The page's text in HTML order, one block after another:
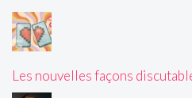
Les nouvelles façons